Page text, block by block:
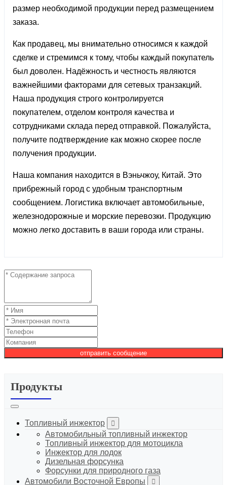
размер необходимой продукции перед размещением
заказа.
Как продавец, мы внимательно относимся к каждой
сделке и стремимся к тому, чтобы каждый покупатель
был доволен. Надёжность и честность являются
важнейшими факторами для сетевых транзакций.
Наша продукция строго контролируется
покупателем, отделом контроля качества и
сотрудниками склада перед отправкой. Пожалуйста,
получите подтверждение как можно скорее после
получения продукции.
Наша компания находится в Вэньчжоу, Китай. Это
прибрежный город с удобным транспортным
сообщением. Логистика включает автомобильные,
железнодорожные и морские перевозки. Продукцию
можно легко доставить в ваши города или страны.
отправить сообщение
Продукты
Топливный инжектор
Автомобильный топливный инжектор
Топливный инжектор для мотоцикла
Инжектор для лодок
Дизельная форсунка
Форсунки для природного газа
Автомобили Восточной Европы